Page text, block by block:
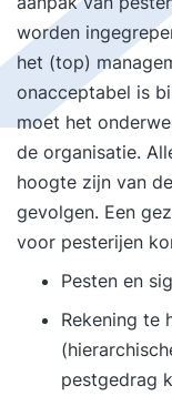
worden
het (top)
onacceptabel is
moet het
de organisatie.
hoogte zijn van
gevolgen. Een
voor pesterijen
Pesten en
Rekening te
pestgedrag